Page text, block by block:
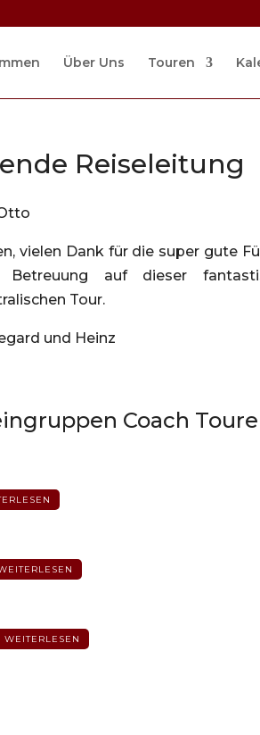
Über Uns Touren
Reiseleitung
vielen Dank für die super gute
Betreuung auf dieser
Tour.
und Heinz
Coach
WEITERLESEN